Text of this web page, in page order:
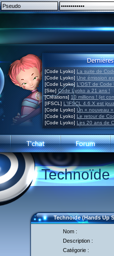
[Code Lyoko] La suite de
[Code Lyoko] Une émission
[Code Lyoko] L'OST de Code
[Site] Code Lyoko a 21 ans !
[Créations] 10 millions ! (et
[IFSCL] L'IFSCL 4.6.X est
[Code Lyoko] Un « nouveau »
[Code Lyoko] Le retour de
[Code Lyoko] Les 20 ans de
Technoïde (Hands Up
Nom :
Description :
Catégorie :